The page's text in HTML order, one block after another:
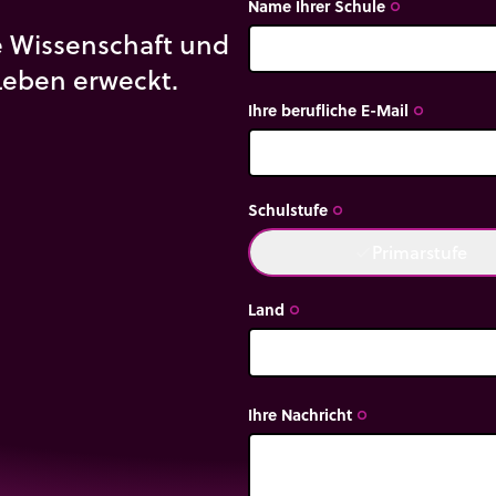
und
erweckt.
Name Ihrer Schule trip_origin
Ihre berufliche E-Mail trip_origin
Schulstufe trip_origin
Land trip_origin
Ihre Nachricht trip_origin